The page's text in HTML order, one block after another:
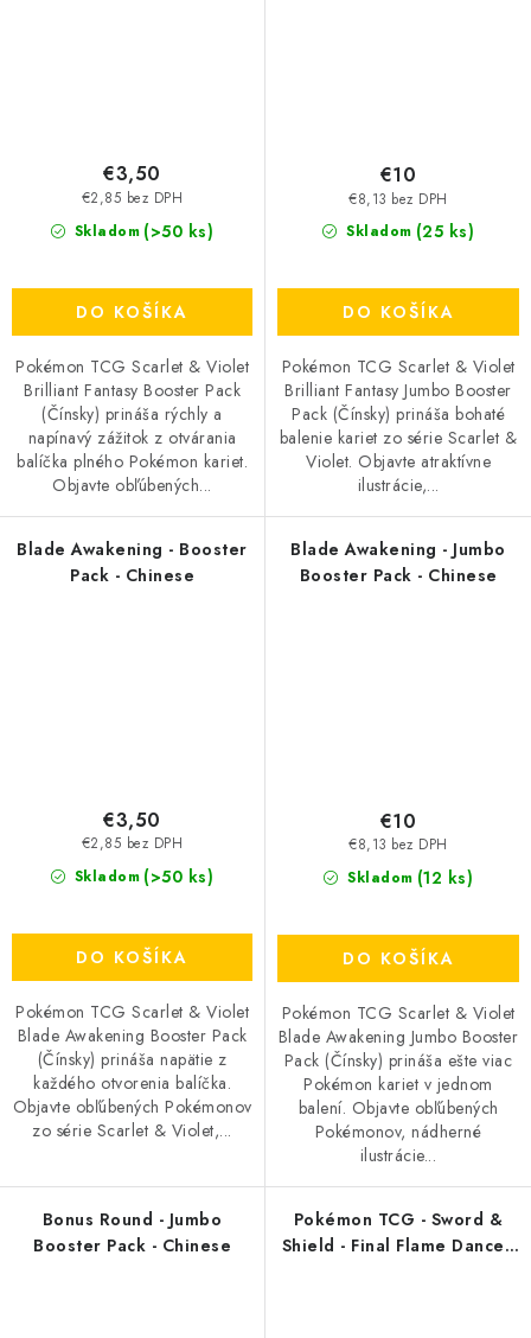
Skladom (>50 ks)
€2,85 bez DPH
€3,50
DO KOŠÍKA
Pokémon TCG Scarlet & Violet
Brilliant Fantasy Booster Pack
(Čínsky) prináša rýchly a
napínavý zážitok z otvárania
balíčka plného Pokémon kariet.
Objavte obľúbených...
Skladom (25 ks)
€8,13 bez DPH
€10
DO KOŠÍKA
Pokémon TCG Scarlet & Violet
Brilliant Fantasy Jumbo Booster
Pack (Čínsky) prináša bohaté
balenie kariet zo série Scarlet &
Violet. Objavte atraktívne
ilustrácie,...
Blade Awakening - Booster
Pack - Chinese
Skladom (>50 ks)
€2,85 bez DPH
€3,50
DO KOŠÍKA
Pokémon TCG Scarlet & Violet
Blade Awakening Booster Pack
(Čínsky) prináša napätie z
každého otvorenia balíčka.
Objavte obľúbených Pokémonov
zo série Scarlet & Violet,...
Blade Awakening - Jumbo
Booster Pack - Chinese
Skladom (12 ks)
€8,13 bez DPH
€10
DO KOŠÍKA
Pokémon TCG Scarlet & Violet
Blade Awakening Jumbo Booster
Pack (Čínsky) prináša ešte viac
Pokémon kariet v jednom
balení. Objavte obľúbených
Pokémonov, nádherné
ilustrácie...
Bonus Round - Jumbo
Booster Pack - Chinese
Pokémon TCG - Sword &
Shield - Final Flame Dance -